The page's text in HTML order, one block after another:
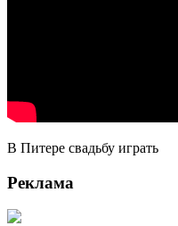
В Питере свадьбу играть
Реклама